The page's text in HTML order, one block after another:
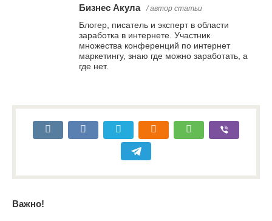
Бизнес Акула / автор статьи
Блогер, писатель и эксперт в области
заработка в интернете. Участник
множества конференций по интернет
маркетингу, знаю где можно заработать, а
где нет.
Важно!